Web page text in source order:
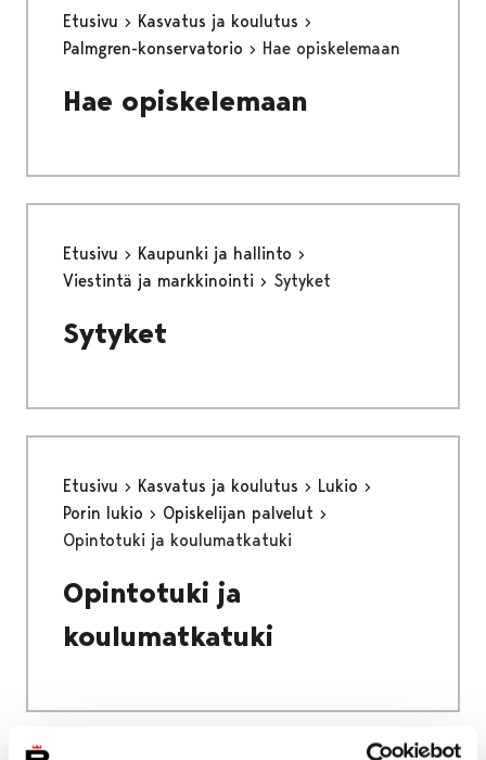
Etusivu
Kasvatus ja koulutus
Palmgren-konservatorio
Hae opiskelemaan
Hae opiskelemaan
Etusivu
Kaupunki ja hallinto
Viestintä ja markkinointi
Sytyket
Sytyket
Etusivu Kasvatus ja koulutus
Lukio
Porin lukio
Opiskelijan palvelut
Opintotuki ja koulumatkatuki
Opintotuki ja
koulumatkatuki